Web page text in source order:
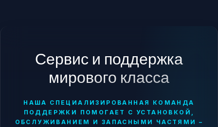
Сервис и поддержка
мирового класса
НАША СПЕЦИАЛИЗИРОВАННАЯ КОМАНДА
ПОДДЕРЖКИ ПОМОГАЕТ С УСТАНОВКОЙ,
ОБСЛУЖИВАНИЕМ И ЗАПАСНЫМИ ЧАСТЯМИ –